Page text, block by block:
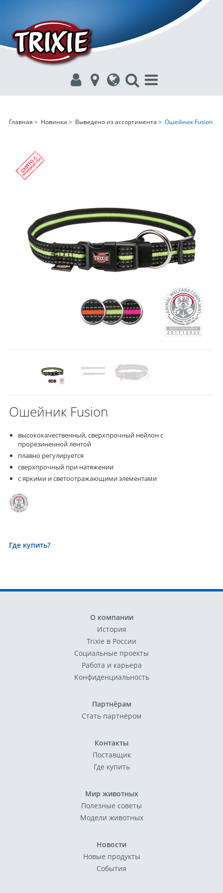
Главная > Новинки > Выведено из ассортимента > Ошейник Fusion
Ошейник Fusion
высококачественный, сверхпрочный нейлон с
прорезиненной лентой
плавно регулируется
сверхпрочный при натяжении
с яркими и светоотражающими элементами
Где купить?
О компании
История
Trixie в России
Социальные проекты
Работа и карьера
Конфиденциальность
Партнёрам
Стать партнёром
Контакты
Поставщик
Где купить
Мир животных
Полезные советы
Модели животных
Новости
Новые продукты
События